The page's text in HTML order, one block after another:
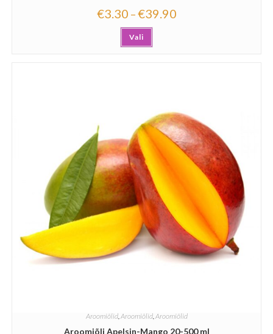
€3.30 –€39.90
Vali
Aroomiõlid, Aroomiõlid, Aroomiõlid
Aroomiõli Apelsin-Mango 20-500 ml